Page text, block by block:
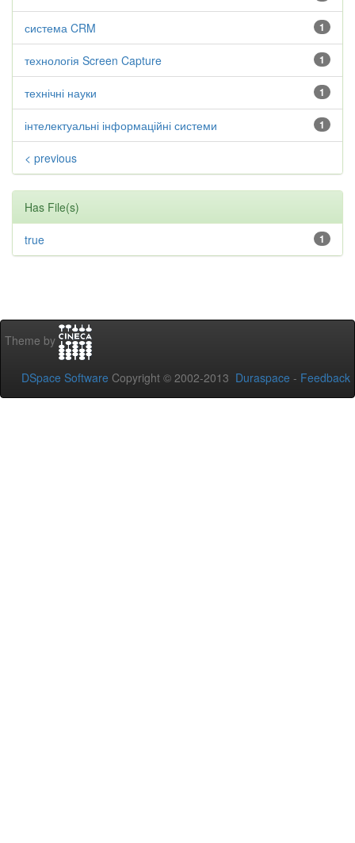
1
система CRM
1
технологія Screen Capture
1
технічні науки
1
інтелектуальні інформаційні системи
< previous
Has File(s)
1
true
Theme by
DSpace Software Copyright © 2002-2013 Duraspace - Feedback